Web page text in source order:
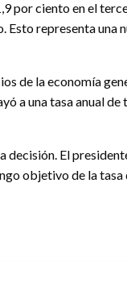
por ciento en el
representa
de la economía
a una tasa anual
El
objetivo de la